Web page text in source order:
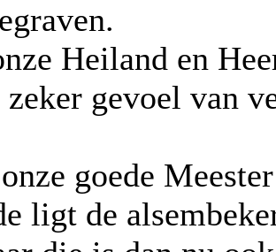
Heiland en
zeker gevoel van
goede
ligt de